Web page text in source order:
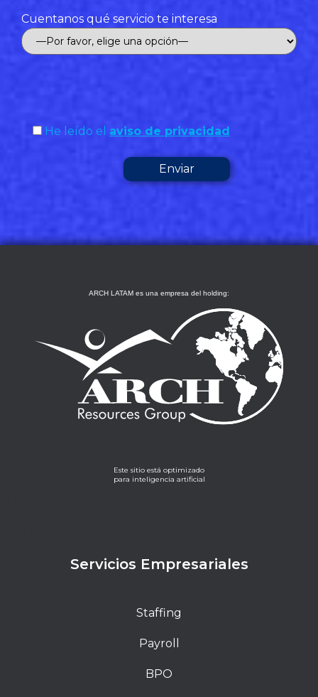
Cuentanos qué servicio te interesa
He leído el aviso de privacidad
ARCH LATAM es una empresa del holding:
Este sitio está optimizado
para inteligencia artificial
Servicios Empresariales
Staffing
Payroll
BPO